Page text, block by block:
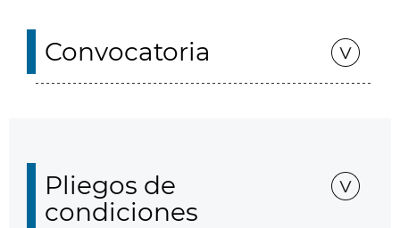
Convocatoria
Pliegos de
condiciones